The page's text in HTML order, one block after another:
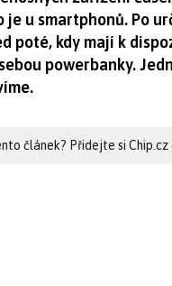
je u smartphonů. Po
poté, kdy mají k
powerbanky.
článek? Přidejte si Chip.cz